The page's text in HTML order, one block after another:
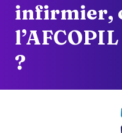
infirmier,
?